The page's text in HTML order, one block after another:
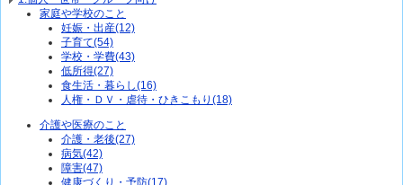
家庭や学校のこと
妊娠・出産(12)
子育て(54)
学校・学費(43)
低所得(27)
食生活・暮らし(16)
人権・ＤＶ・虐待・ひきこもり(18)
介護や医療のこと
介護・老後(27)
病気(42)
障害(47)
健康づくり・予防(17)